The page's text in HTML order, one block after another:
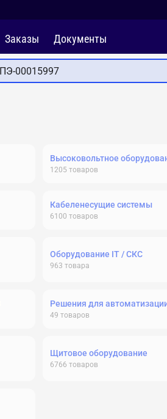
Заказы Документы
Высоковольтное
1205 товаров
Кабеленесущие системы
6100 товаров
Оборудование IT / СКС
963 товара
Решения для
49 товаров
Щитовое оборудование
6766 товаров